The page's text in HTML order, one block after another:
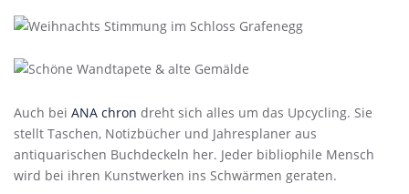
Auch bei ANA chron dreht sich alles um das Upcycling. Sie
stellt Taschen, Notizbücher und Jahresplaner aus
antiquarischen Buchdeckeln her. Jeder bibliophile Mensch
wird bei ihren Kunstwerken ins Schwärmen geraten.